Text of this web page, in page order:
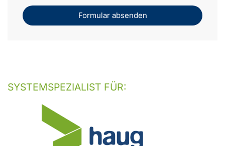
Formular absenden
SYSTEMSPEZIALIST FÜR: